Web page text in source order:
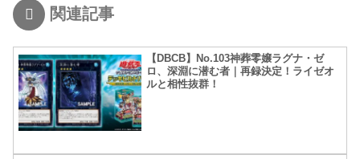
関連記事
【DBCB】No.103神葬零嬢ラグナ・ゼ
ロ、深淵に潜む者｜再録決定！ライゼオ
ルと相性抜群！